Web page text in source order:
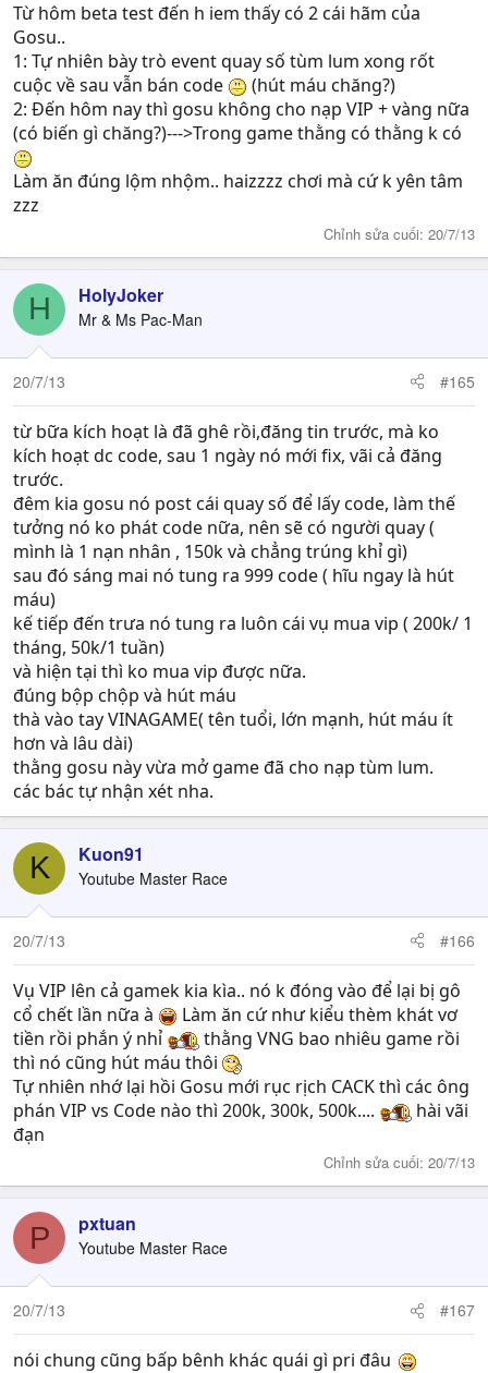
Từ hôm beta test đến h iem thấy có 2 cái hãm của
Gosu..
1: Tự nhiên bày trò event quay số tùm lum xong rốt
cuộc về sau vẫn bán code
(hút máu chăng?)
2: Đến hôm nay thì gosu không cho nạp VIP + vàng nữa
(có biến gì chăng?)--->Trong game thằng có thằng k có
Làm ăn đúng lộm nhộm.. haizzzz chơi mà cứ k yên tâm
zzz
Chỉnh sửa cuối: 20/7/13
H HolyJoker
Mr & Ms Pac-Man
20/7/13 #165
từ bữa kích hoạt là đã ghê rồi,đăng tin trước, mà ko
kích hoạt dc code, sau 1 ngày nó mới fix, vãi cả đăng
trước.
đêm kia gosu nó post cái quay số để lấy code, làm thế
tưởng nó ko phát code nữa, nên sẽ có người quay (
mình là 1 nạn nhân , 150k và chẳng trúng khỉ gì)
sau đó sáng mai nó tung ra 999 code ( hĩu ngay là hút
máu)
kế tiếp đến trưa nó tung ra luôn cái vụ mua vip ( 200k/ 1
tháng, 50k/1 tuần)
và hiện tại thì ko mua vip được nữa.
đúng bộp chộp và hút máu
thà vào tay VINAGAME( tên tuổi, lớn mạnh, hút máu ít
hơn và lâu dài)
thằng gosu này vừa mở game đã cho nạp tùm lum.
các bác tự nhận xét nha.
K Kuon91
Youtube Master Race
20/7/13 #166
Vụ VIP lên cả gamek kia kìa.. nó k đóng vào để lại bị gô
cổ chết lần nữa à
Làm ăn cứ như kiểu thèm khát vơ
tiền rồi phắn ý nhỉ
thằng VNG bao nhiêu game rồi
thì nó cũng hút máu thôi
Tự nhiên nhớ lại hồi Gosu mới rục rịch CACK thì các ông
phán VIP vs Code nào thì 200k, 300k, 500k....
hài vãi
đạn
Chỉnh sửa cuối: 20/7/13
P pxtuan
Youtube Master Race
20/7/13 #167
nói chung cũng bấp bênh khác quái gì pri đâu